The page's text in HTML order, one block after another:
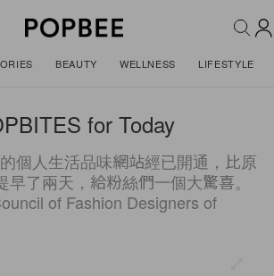
BEAUTY WELLNESS LIFESTYLE
for Today
個人生活品味網站經已開通，比原
早了兩天，給粉絲們一個大驚喜。
of Fashion Designers of